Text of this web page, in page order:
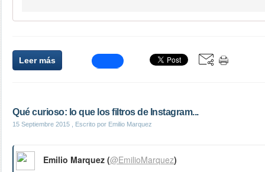
Leer más
Qué curioso: lo que los filtros de Instagram...
15 Septiembre 2015 , Escrito por Emilio Marquez
Emilio Marquez (@EmilioMarquez)